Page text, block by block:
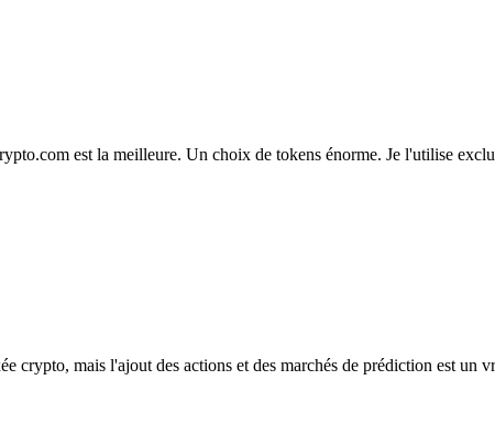
est la meilleure. Un choix de tokens énorme. Je l'utilise
crypto, mais l'ajout des actions et des marchés de prédiction est un